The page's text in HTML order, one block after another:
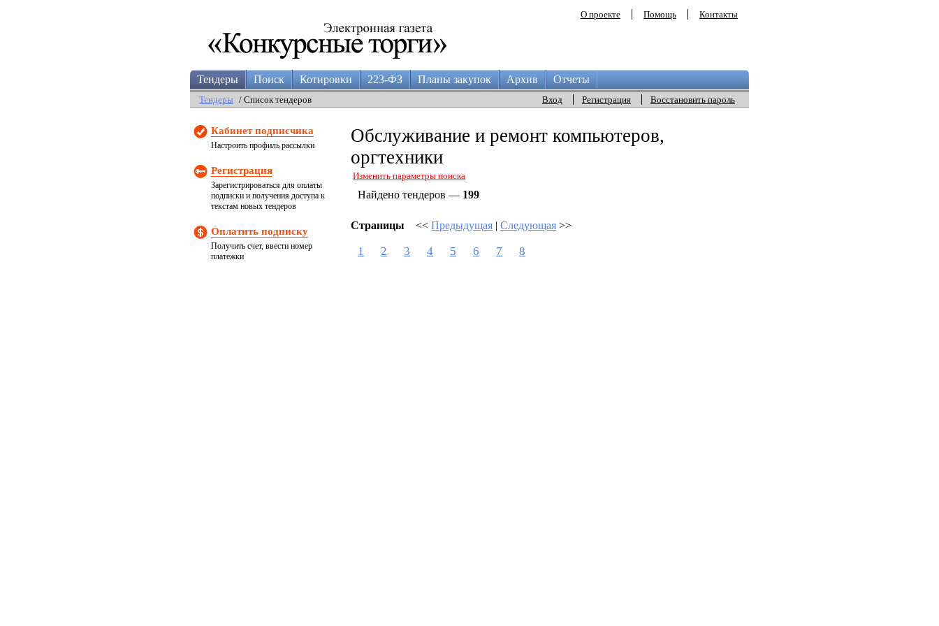
О проекте Помощь Контакты
Тендеры Поиск Котировки 223-ФЗ Планы закупок Архив Отчеты
Вход Регистрация Восстановить пароль
Тендеры / Список тендеров
Кабинет подписчика
Настроить профиль рассылки
Регистрация
Зарегистрироваться для оплаты
подписки и получения доступа к
текстам новых тендеров
Оплатить подписку
Получить счет, ввести номер
платежки
Обслуживание и ремонт компьютеров,
оргтехники
Изменить параметры поиска
Найдено тендеров — 199
Страницы << Предыдущая | Следующая >>
1 2 3 4 5 6 7 8